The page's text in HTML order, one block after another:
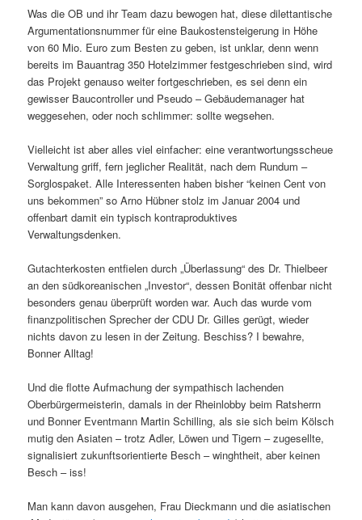
Was die OB und ihr Team dazu bewogen hat, diese dilettantische
Argumentationsnummer für eine Baukostensteigerung in Höhe
von 60 Mio. Euro zum Besten zu geben, ist unklar, denn wenn
bereits im Bauantrag 350 Hotelzimmer festgeschrieben sind, wird
das Projekt genauso weiter fortgeschrieben, es sei denn ein
gewisser Baucontroller und Pseudo – Gebäudemanager hat
weggesehen, oder noch schlimmer: sollte wegsehen.
Vielleicht ist aber alles viel einfacher: eine verantwortungsscheue
Verwaltung griff, fern jeglicher Realität, nach dem Rundum –
Sorglospaket. Alle Interessenten haben bisher “keinen Cent von
uns bekommen” so Arno Hübner stolz im Januar 2004 und
offenbart damit ein typisch kontraproduktives
Verwaltungsdenken.
Gutachterkosten entfielen durch „Überlassung“ des Dr. Thielbeer
an den südkoreanischen „Investor“, dessen Bonität offenbar nicht
besonders genau überprüft worden war. Auch das wurde vom
finanzpolitischen Sprecher der CDU Dr. Gilles gerügt, wieder
nichts davon zu lesen in der Zeitung. Beschiss? I bewahre,
Bonner Alltag!
Und die flotte Aufmachung der sympathisch lachenden
Oberbürgermeisterin, damals in der Rheinlobby beim Ratsherrn
und Bonner Eventmann Martin Schilling, als sie sich beim Kölsch
mutig den Asiaten – trotz Adler, Löwen und Tigern – zugesellte,
signalisiert zukunftsorientierte Besch – winghtheit, aber keinen
Besch – iss!
Man kann davon ausgehen, Frau Dieckmann und die asiatischen